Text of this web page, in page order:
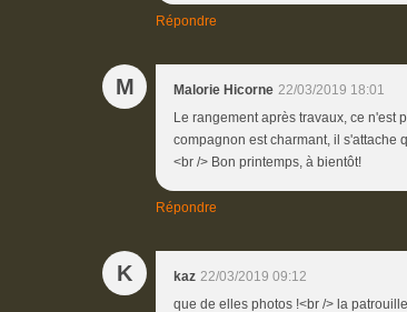
Répondre
M Malorie Hicorne 22/03/2019 18:01
Le rangement après travaux, ce n'est
compagnon est charmant, il s'attache
<br /> Bon printemps, à bientôt!
Répondre
K kaz 22/03/2019 09:12
que de elles photos !<br /> la